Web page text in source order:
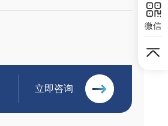
立即咨询
微信